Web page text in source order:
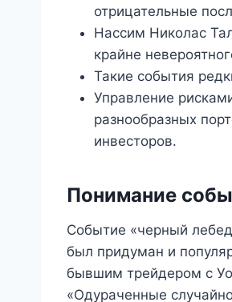
отрицательные
Нассим Николас
крайне
Такие события
Управление
разнообразных
инвесторов.
Понимание
Событие «черный
был придуман и
бывшим трейдером с
«Одураченные